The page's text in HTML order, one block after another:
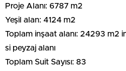
Proje Alanı: 6787 m2
Yeşil alan: 4124 m2
Toplam inşaat alanı: 24293 m2
si peyzaj alanı
Toplam Suit Sayısı: 83